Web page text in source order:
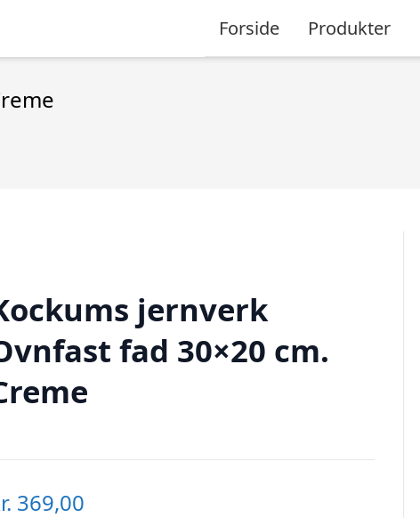
Forside Produkter
jernverk
fad 30×20 cm.
369,00